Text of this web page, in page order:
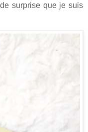
surprise que je suis